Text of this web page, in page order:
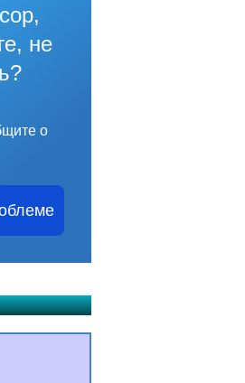
не
о